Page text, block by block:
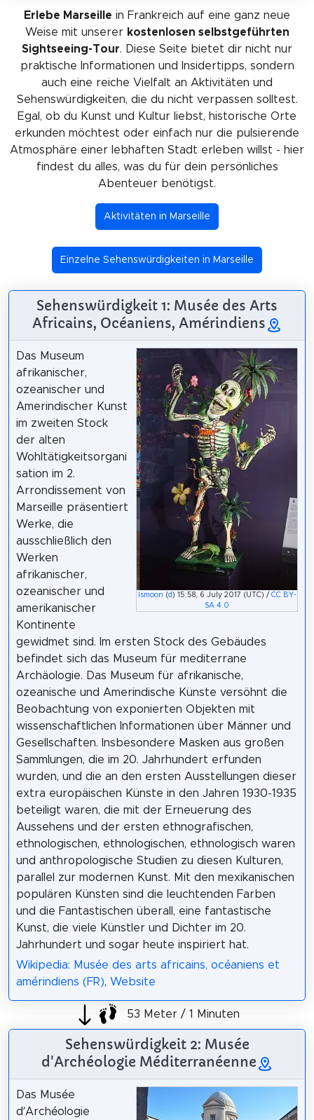
Erlebe Marseille in Frankreich auf eine ganz neue
Weise mit unserer kostenlosen selbstgeführten
Sightseeing-Tour. Diese Seite bietet dir nicht nur
praktische Informationen und Insidertipps, sondern
auch eine reiche Vielfalt an Aktivitäten und
Sehenswürdigkeiten, die du nicht verpassen solltest.
Egal, ob du Kunst und Kultur liebst, historische Orte
erkunden möchtest oder einfach nur die pulsierende
Atmosphäre einer lebhaften Stadt erleben willst - hier
findest du alles, was du für dein persönliches
Abenteuer benötigst.
Aktivitäten in Marseille
Einzelne Sehenswürdigkeiten in Marseille
Sehenswürdigkeit 1: Musée des Arts
Africains, Océaniens, Amérindiens
Ismoon (d ) 15:58, 6 July 2017 (UTC) / CC BY-
SA 4.0
Das Museum
afrikanischer,
ozeanischer und
Amerindischer Kunst
im zweiten Stock
der alten
Wohltätigkeitsorgani
sation im 2.
Arrondissement von
Marseille präsentiert
Werke, die
ausschließlich den
Werken
afrikanischer,
ozeanischer und
amerikanischer
Kontinente
gewidmet sind. Im ersten Stock des Gebäudes
befindet sich das Museum für mediterrane
Archäologie. Das Museum für afrikanische,
ozeanische und Amerindische Künste versöhnt die
Beobachtung von exponierten Objekten mit
wissenschaftlichen Informationen über Männer und
Gesellschaften. Insbesondere Masken aus großen
Sammlungen, die im 20. Jahrhundert erfunden
wurden, und die an den ersten Ausstellungen dieser
extra europäischen Künste in den Jahren 1930-1935
beteiligt waren, die mit der Erneuerung des
Aussehens und der ersten ethnografischen,
ethnologischen, ethnologischen, ethnologisch waren
und anthropologische Studien zu diesen Kulturen,
parallel zur modernen Kunst. Mit den mexikanischen
populären Künsten sind die leuchtenden Farben
und die Fantastischen überall, eine fantastische
Kunst, die viele Künstler und Dichter im 20.
Jahrhundert und sogar heute inspiriert hat.
Wikipedia: Musée des arts africains, océaniens et
amérindiens (FR), Website
53 Meter / 1 Minuten
Sehenswürdigkeit 2: Musée
d'Archéologie Méditerranéenne
Das Musée
d’Archéologie